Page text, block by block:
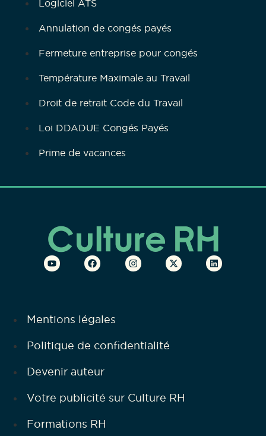
Logiciel ATS
Annulation de congés payés
Fermeture entreprise pour congés
Température Maximale au Travail
Droit de retrait Code du Travail
Loi DDADUE Congés Payés
Prime de vacances
Mentions légales
Politique de confidentialité
Devenir auteur
Votre publicité sur Culture RH
Formations RH